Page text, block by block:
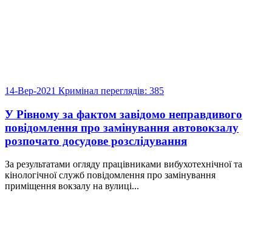
14-Вер-2021 Кримінал переглядів: 385
У Рівному за фактом завідомо неправдивого
повідомлення про замінування автовокзалу
розпочато досудове розслідування
За результатами огляду працівниками вибухотехнічної та
кінологічної служб повідомлення про замінування
приміщення вокзалу на вулиці...